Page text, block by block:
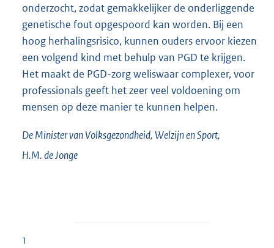
onderzocht, zodat gemakkelijker de onderliggende
genetische fout opgespoord kan worden. Bij een
hoog herhalingsrisico, kunnen ouders ervoor kiezen
een volgend kind met behulp van PGD te krijgen.
Het maakt de PGD-zorg weliswaar complexer, voor
professionals geeft het zeer veel voldoening om
mensen op deze manier te kunnen helpen.
De Minister van Volksgezondheid, Welzijn en Sport,
H.M. deJonge
1